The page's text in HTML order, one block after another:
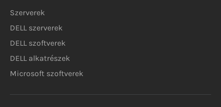
Szerverek
DELL szerverek
DELL szoftverek
DELL alkatrészek
Microsoft szoftverek